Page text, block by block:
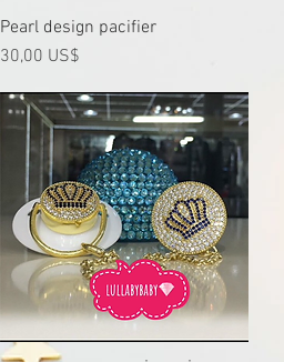
Vista rápida
Pearl design pacifier
Precio
30,00 US$